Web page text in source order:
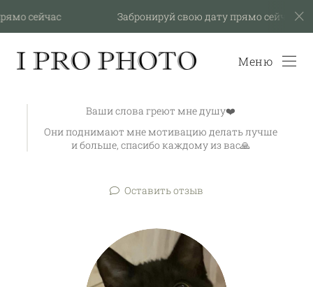
Забронируй свою дату прямо сейчас
Меню
Ваши слова греют мне душу❤️
Они поднимают мне мотивацию делать лучше
и больше, спасибо каждому из вас🙏
Оставить отзыв